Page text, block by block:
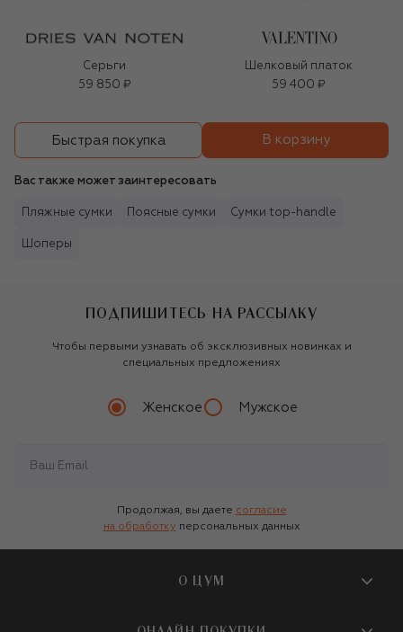
Серьги
59 850 ₽
Шелковый платок
59 400 ₽
Быстрая покупка В корзину
Вас также может заинтересовать
Пляжные сумки Поясные сумки Сумки top-handle
Шоперы
ПОДПИШИТЕСЬ НА РАССЫЛКУ
Чтобы первыми узнавать об эксклюзивных новинках и
специальных предложениях
Женское Мужское
Продолжая, вы даете согласие
на обработку персональных данных
О ЦУМ
О магазине